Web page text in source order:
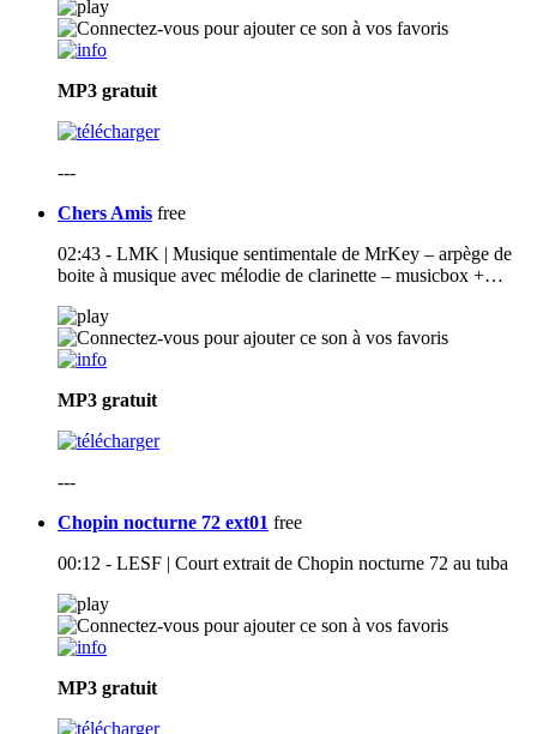
MP3 gratuit
---
Chers Amis free
02:43 - LMK | Musique sentimentale de MrKey – arpège de
boite à musique avec mélodie de clarinette – musicbox +…
MP3 gratuit
---
Chopin nocturne 72 ext01 free
00:12 - LESF | Court extrait de Chopin nocturne 72 au tuba
MP3 gratuit